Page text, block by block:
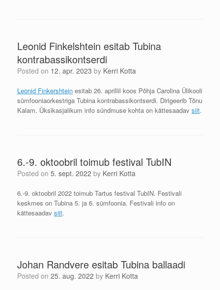
Leonid Finkelshtein esitab Tubina
kontrabassikontserdi
Posted on 12. apr. 2023 by Kerri Kotta
Leonid Finkershtein esitab 26. aprillil koos Põhja Carolina Ülikooli
sümfooniaorkestriga Tubina kontrabassikontserdi. Dirigeerib Tõnu
Kalam. Üksikasjalikum info sündmuse kohta on kättesaadav siit.
6.-9. oktoobril toimub festival TubIN
Posted on 5. sept. 2022 by Kerri Kotta
6.-9. oktoobril 2022 toimub Tartus festival TubIN. Festivali
keskmes on Tubina 5. ja 6. sümfoonia. Festivali info on
kättesaadav siit.
Johan Randvere esitab Tubina ballaadi
Posted on 25. aug. 2022 by Kerri Kotta